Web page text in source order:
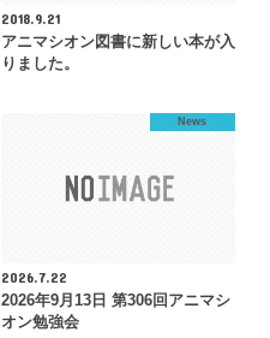
2018.9.21
アニマシオン図書に新しい本が入
りました。
News
2026.7.22
2026年9月13日 第306回アニマシ
オン勉強会